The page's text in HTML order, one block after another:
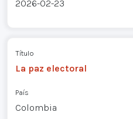
2026-02-23
Título
La paz electoral
País
Colombia